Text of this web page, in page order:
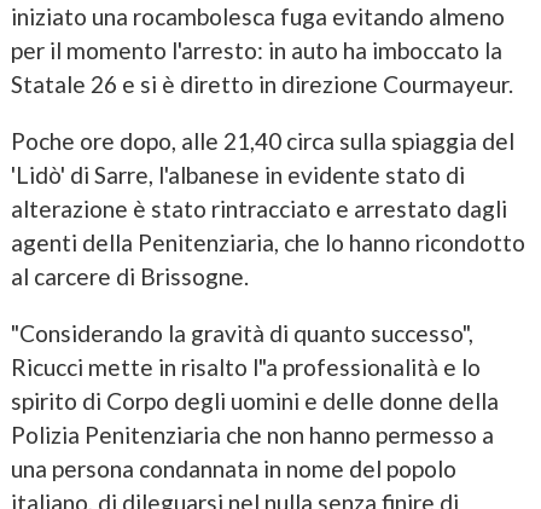
iniziato una rocambolesca fuga evitando almeno
per il momento l'arresto: in auto ha imboccato la
Statale 26 e si è diretto in direzione Courmayeur.
Poche ore dopo, alle 21,40 circa sulla spiaggia del
'Lidò' di Sarre, l'albanese in evidente stato di
alterazione è stato rintracciato e arrestato dagli
agenti della Penitenziaria, che lo hanno ricondotto
al carcere di Brissogne.
"Considerando la gravità di quanto successo",
Ricucci mette in risalto l"a professionalità e lo
spirito di Corpo degli uomini e delle donne della
Polizia Penitenziaria che non hanno permesso a
una persona condannata in nome del popolo
italiano, di dileguarsi nel nulla senza finire di